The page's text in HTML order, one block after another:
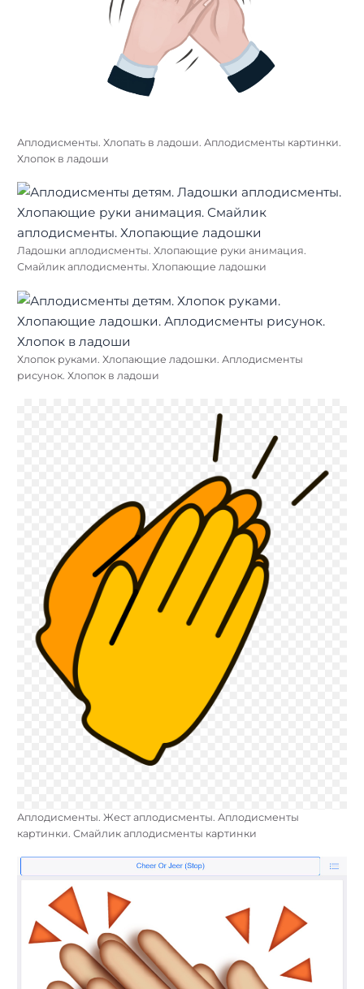
Аплодисменты. Хлопать в ладоши. Аплодисменты картинки.
Хлопок в ладоши
Ладошки аплодисменты. Хлопающие руки анимация.
Смайлик аплодисменты. Хлопающие ладошки
Хлопок руками. Хлопающие ладошки. Аплодисменты
рисунок. Хлопок в ладоши
Аплодисменты. Жест аплодисменты. Аплодисменты
картинки. Смайлик аплодисменты картинки